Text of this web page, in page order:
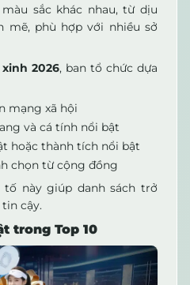
sắc khác nhau, từ dịu
mẽ, phù hợp với nhiều sở
2026, ban tổ chức dựa
mạng xã hội
và cá tính nổi bật
hoặc thành tích nổi bật
chọn từ cộng đồng
này giúp danh sách trở
cậy.
trong Top 10